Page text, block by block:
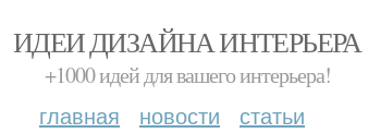
ИДЕИ ДИЗАЙНА ИНТЕРЬЕРА
+1000 идей для вашего интерьера!
главная новости статьи